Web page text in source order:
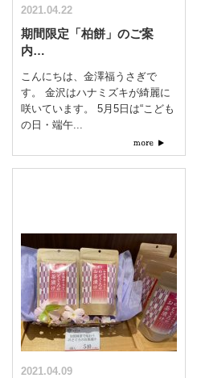
2021.04.22
期間限定「柏餅」のご案
内…
こんにちは、金澤福うさぎで
す。 金沢はハナミズキが綺麗に
咲いています。 5月5日は“こども
の日・端午...
2021.04.09